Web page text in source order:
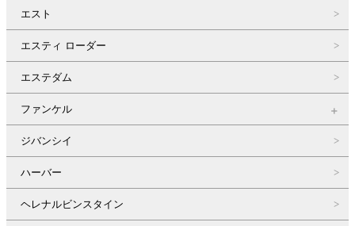
エスト
エスティ ローダー
エステダム
ファンケル
ジバンシイ
ハーバー
ヘレナルビンスタイン